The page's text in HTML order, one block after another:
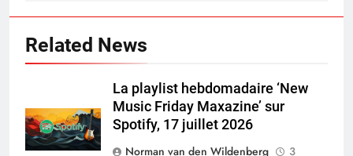
Related News
La playlist hebdomadaire ‘New
Music Friday Maxazine’ sur
Spotify, 17 juillet 2026
Norman van den Wildenberg
3